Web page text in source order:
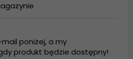
poniżej, a my
produkt będzie dostępny!